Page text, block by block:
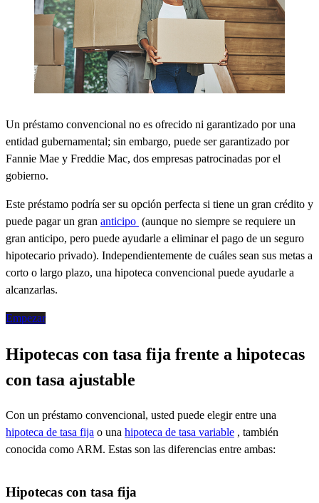
Un préstamo convencional no es ofrecido ni garantizado por una
entidad gubernamental; sin embargo, puede ser garantizado por
Fannie Mae y Freddie Mac, dos empresas patrocinadas por el
gobierno.
Este préstamo podría ser su opción perfecta si tiene un gran crédito y
puede pagar un gran anticipo (aunque no siempre se requiere un
gran anticipo, pero puede ayudarle a eliminar el pago de un seguro
hipotecario privado). Independientemente de cuáles sean sus metas a
corto o largo plazo, una hipoteca convencional puede ayudarle a
alcanzarlas.
Empezar
Hipotecas con tasa fija frente a hipotecas
con tasa ajustable
Con un préstamo convencional, usted puede elegir entre una
hipoteca de tasa fija o una hipoteca de tasa variable , también
conocida como ARM. Estas son las diferencias entre ambas:
Hipotecas con tasa fija